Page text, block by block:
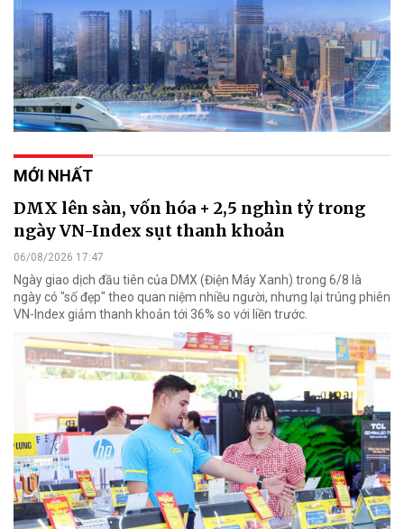
MỚI NHẤT
DMX lên sàn, vốn hóa + 2,5 nghìn tỷ trong
ngày VN-Index sụt thanh khoản
06/08/2026 17:47
Ngày giao dịch đầu tiên của DMX (Điện Máy Xanh) trong 6/8 là
ngày có "số đẹp" theo quan niệm nhiều người, nhưng lại trúng phiên
VN-Index giảm thanh khoản tới 36% so với liền trước.